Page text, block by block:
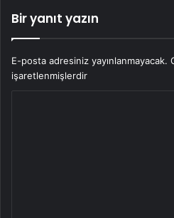
Bir yanıt yazın
E-posta adresiniz yayınlanmayacak.
işaretlenmişlerdir